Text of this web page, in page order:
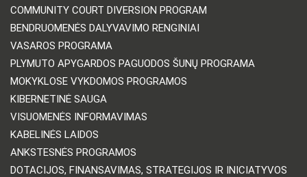
COMMUNITY COURT DIVERSION PROGRAM
BENDRUOMENĖS DALYVAVIMO RENGINIAI
VASAROS PROGRAMA
PLYMUTO APYGARDOS PAGUODOS ŠUNŲ PROGRAMA
MOKYKLOSE VYKDOMOS PROGRAMOS
KIBERNETINĖ SAUGA
VISUOMENĖS INFORMAVIMAS
KABELINĖS LAIDOS
ANKSTESNĖS PROGRAMOS
DOTACIJOS, FINANSAVIMAS, STRATEGIJOS IR INICIATYVOS